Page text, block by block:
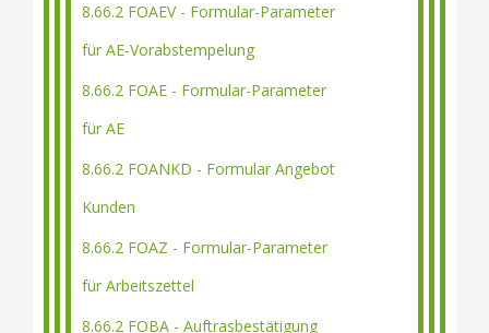
8.66.2 FOAEV - Formular-Parameter
für AE-Vorabstempelung
8.66.2 FOAE - Formular-Parameter
für AE
8.66.2 FOANKD - Formular Angebot
Kunden
8.66.2 FOAZ - Formular-Parameter
für Arbeitszettel
8.66.2 FOBA - Auftrasbestätigung